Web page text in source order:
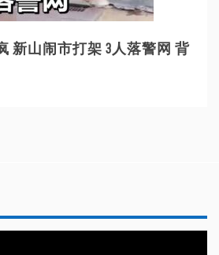
新山闹市打架 3人落警网 背